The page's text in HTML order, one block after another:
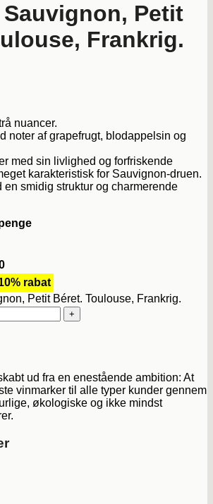
Petit
Frankrig.
nuancer.
noter af grapefrugt, blodappelsin og
med sin livlighed og forfriskende
karakteristisk for Sauvignon-druen.
en smidig struktur og charmerende
rabat
Petit Béret. Toulouse, Frankrig.
ud fra en enestående ambition: At
vinmarker til alle typer kunder gennem
økologiske og ikke mindst